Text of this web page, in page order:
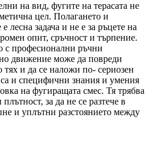
на вид, фугите на терасата не
цел. Полагането и
лесна задача и не е за ръцете на
опит, сръчност и търпение.
с професионални ръчни
движение може да повреди
тях и да се наложи по- сериозен
и специфични знания и умения
на фугиращата смес. Тя трябва
за да не се разтече в
и уплътни разстоянието между